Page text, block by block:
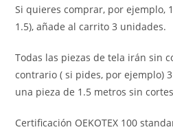
Si quieres comprar, por ejemplo,
1.5), añade al carrito 3 unidades.
Todas las piezas de tela irán sin
contrario ( si pides, por ejemplo)
una pieza de 1.5 metros sin
Certificación OEKOTEX 100